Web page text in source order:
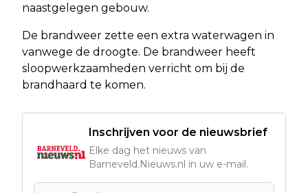
naastgelegen gebouw.
De brandweer zette een extra waterwagen in
vanwege de droogte. De brandweer heeft
sloopwerkzaamheden verricht om bij de
brandhaard te komen.
Inschrijven voor de nieuwsbrief
Elke dag het nieuws van
Barneveld.Nieuws.nl in uw e-mail.